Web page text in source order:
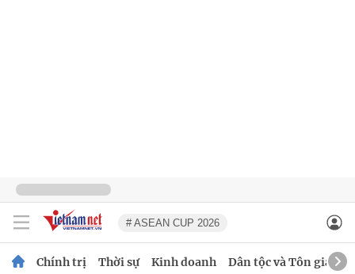
# ASEAN CUP 2026
Chính trị Thời sự Kinh doanh Dân tộc và Tôn giáo